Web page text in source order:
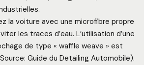
la voiture avec une microfibre propre
les traces d’eau. L’utilisation d’une
de type « waffle weave » est
Guide du Detailing Automobile).